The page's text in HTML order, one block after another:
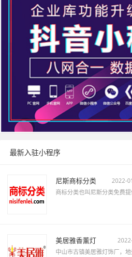
最新入驻小程序
尼斯商标分类
2022-
商标分类也叫尼斯分类免费
美居雅香薰灯
中山市古镇美居雅灯饰厂，